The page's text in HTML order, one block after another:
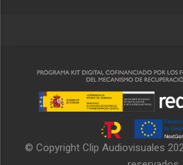
© Copyright Clip Audiovisuales